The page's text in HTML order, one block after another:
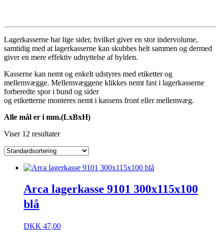
Lagerkasserne har lige sider, hvilket giver en stor indervolume,
samtidig med at lagerkasserne kan skubbes helt sammen og dermed
giver en mere effektiv udnyttelse af hylden.
Kasserne kan nemt og enkelt udstyres med etiketter og
mellemvægge. Mellemvæggene klikkes nemt fast i lagerkasserne
forberedte spor i bund og sider
og etiketterne monteres nemt i kassens front eller mellemvæg.
Alle mål er i mm.(LxBxH)
Viser 12 resultater
Arca lagerkasse 9101 300x115x100
blå
DKK 47,00